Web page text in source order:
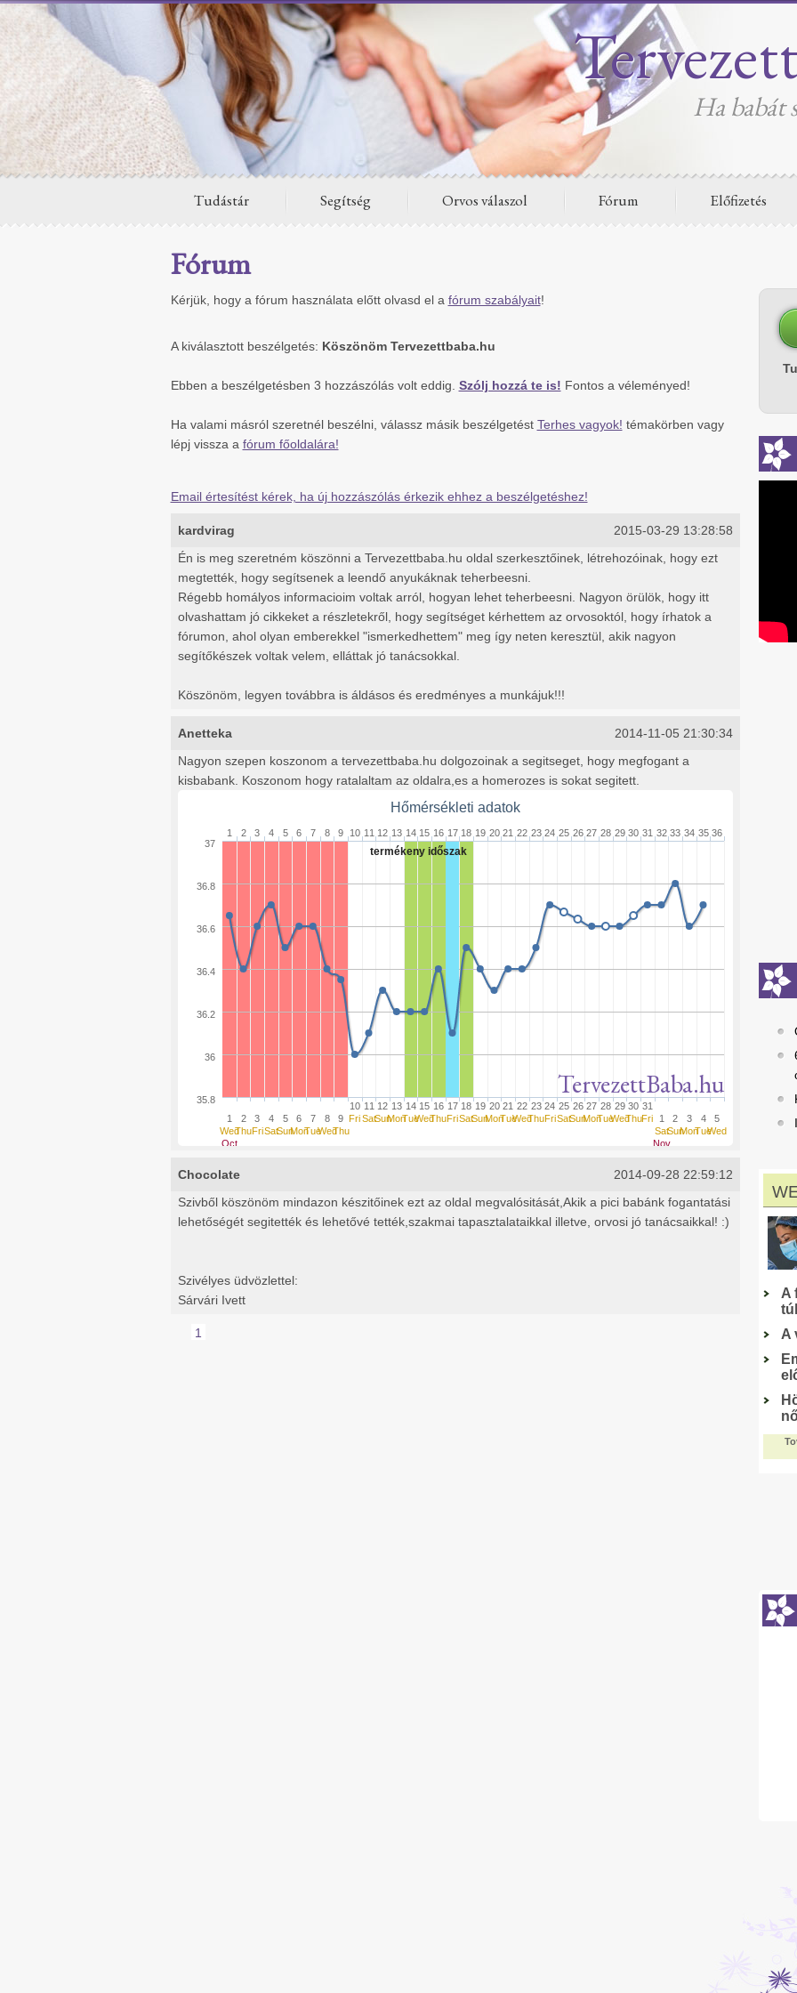
Ha babát
Tudástár Segítség Orvos válaszol Fórum Előfizetés
Fórum
Kérjük, hogy a fórum használata előtt olvasd el a fórum szabályait!
A kiválasztott beszélgetés: Köszönöm Tervezettbaba.hu
Ebben a beszélgetésben 3 hozzászólás volt eddig. Szólj hozzá te is! Fontos a véleményed!
Ha valami másról szeretnél beszélni, válassz másik beszélgetést Terhes vagyok! témakörben vagy
lépj vissza a fórum főoldalára!
Email értesítést kérek, ha új hozzászólás érkezik ehhez a beszélgetéshez!
kardvirag
2015-03-29 13:28:58
Én is meg szeretném köszönni a Tervezettbaba.hu oldal szerkesztőinek, létrehozóinak, hogy ezt
megtették, hogy segítsenek a leendő anyukáknak teherbeesni.
Régebb homályos informacioim voltak arról, hogyan lehet teherbeesni. Nagyon örülök, hogy itt
olvashattam jó cikkeket a részletekről, hogy segítséget kérhettem az orvosoktól, hogy írhatok a
fórumon, ahol olyan emberekkel "ismerkedhettem" meg így neten keresztül, akik nagyon
segítőkészek voltak velem, elláttak jó tanácsokkal.
Köszönöm, legyen továbbra is áldásos és eredményes a munkájuk!!!
Anetteka
2014-11-05 21:30:34
Nagyon szepen koszonom a tervezettbaba.hu dolgozoinak a segitseget, hogy megfogant a
kisbabank. Koszonom hogy ratalaltam az oldalra,es a homerozes is sokat segitett.
Hőmérsékleti adatok
termékeny időszak
1
Wed
Oct
2
Thu
3
Fri
4
Sat
5
Sun
6
Mon
7
Tue
8
Wed
9
Thu
10
Fri
11
Sat
12
Sun
13
Mon
14
Tue
15
Wed
16
Thu
17
Fri
18
Sat
19
Sun
20
Mon
21
Tue
22
Wed
23
Thu
24
Fri
25
Sat
26
Sun
27
Mon
28
Tue
29
Wed
30
Thu
31
Fri
1
Sat
Nov
2
Sun
3
Mon
4
Tue
5
Wed
1 2 3 4 5 6 7 8 9 10 11 12 13 14 15 16 17 18 19 20 21 22 23 24 25 26 27 28 29 30 31 32 33 34 35 36
35.8
36
36.2
36.4
36.6
36.8
37
TervezettBaba.hu
Chocolate
2014-09-28 22:59:12
Szivből köszönöm mindazon készitőinek ezt az oldal megvalósitását,Akik a pici babánk fogantatási
lehetőségét segitették és lehetővé tették,szakmai tapasztalataikkal illetve, orvosi jó tanácsaikkal! :)
Szivélyes üdvözlettel:
Sárvári Ivett
1